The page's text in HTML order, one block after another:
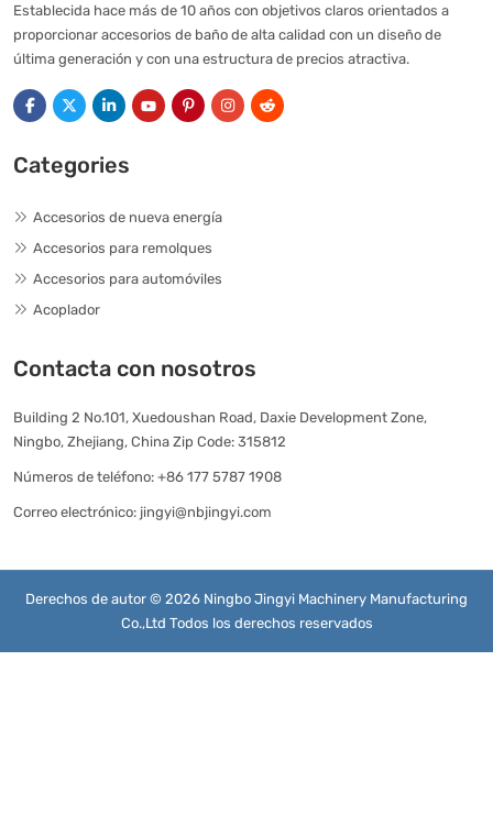
Establecida hace más de 10 años con objetivos claros orientados a
proporcionar accesorios de baño de alta calidad con un diseño de
última generación y con una estructura de precios atractiva.
Categories
Accesorios de nueva energía
Accesorios para remolques
Accesorios para automóviles
Acoplador
Contacta con nosotros
Building 2 No.101, Xuedoushan Road, Daxie Development Zone,
Ningbo, Zhejiang, China Zip Code: 315812
Números de teléfono: +86 177 5787 1908
Correo electrónico: jingyi@nbjingyi.com
Derechos de autor © 2026 Ningbo Jingyi Machinery Manufacturing
Co.,Ltd Todos los derechos reservados